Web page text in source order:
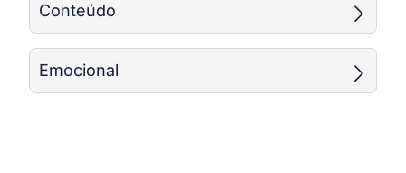
Conteúdo
Emocional